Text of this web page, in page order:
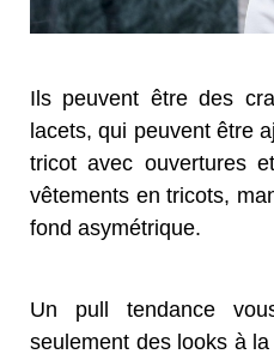
Ils peuvent être des
lacets, qui peuvent être
tricot avec ouvertures
vêtements en tricots,
fond asymétrique.
Un pull tendance
seulement des looks à